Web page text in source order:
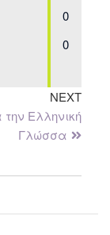
0
0
NEXT
την Ελληνική
Γλώσσα